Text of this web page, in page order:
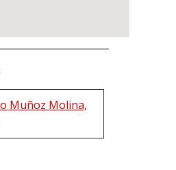
Muñoz Molina,